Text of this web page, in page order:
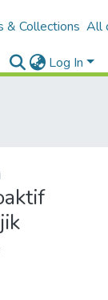
& Collections All
Log In